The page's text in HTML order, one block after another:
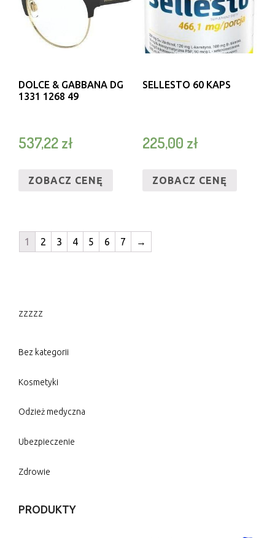
DOLCE & GABBANA DG
1331 1268 49
537,22zł
ZOBACZ CENĘ
SELLESTO 60 KAPS
225,00 zł
ZOBACZ CENĘ
1 2 3 4 5 6 7 →
zzzzz
Bez kategorii
Kosmetyki
Odzież medyczna
Ubezpieczenie
Zdrowie
PRODUKTY